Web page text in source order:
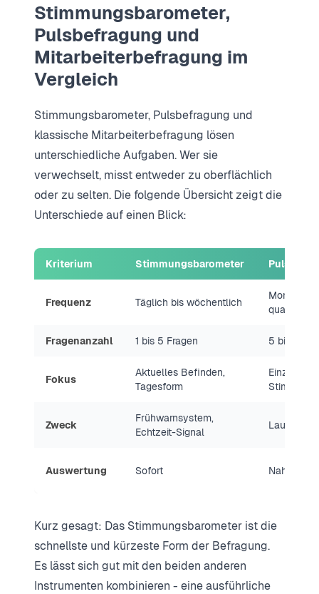
Stimmungsbarometer,
Pulsbefragung und
Mitarbeiterbefragung im
Vergleich
Stimmungsbarometer, Pulsbefragung und
klassische Mitarbeiterbefragung lösen
unterschiedliche Aufgaben. Wer sie
verwechselt, misst entweder zu oberflächlich
oder zu selten. Die folgende Übersicht zeigt die
Unterschiede auf einen Blick:
Kriterium Stimmungsbarometer
Frequenz Täglich bis wöchentlich
Monatlich
Fragenanzahl 1 bis 5 Fragen 5 bis 15
Fokus
Aktuelles Befinden,
Tagesform
Zweck
Frühwarnsystem,
Echtzeit-Signal
Auswertung Sofort Nahezu in
Kurz gesagt: Das Stimmungsbarometer ist die
schnellste und kürzeste Form der Befragung.
Es lässt sich gut mit den beiden anderen
Instrumenten kombinieren - eine ausführliche